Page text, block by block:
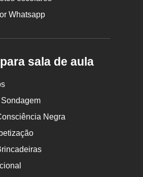
Whatsapp
sala de aula
Negra